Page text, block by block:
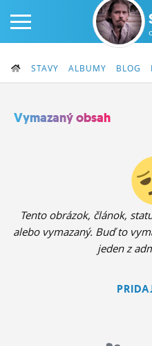
FÓRUM
STATUSY
STAVY ALBUMY BLOG
Vymazaný obsah
Tento obrázok, článok,
alebo vymazaný. Buď to
jeden z